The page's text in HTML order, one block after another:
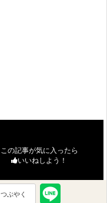
この記事が気に入ったら
いいねしよう！
つぶやく